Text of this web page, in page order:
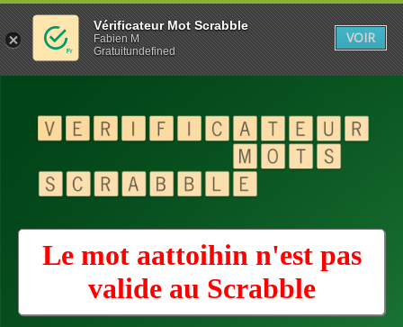
Le mot aattoihin n'est pas
valide au Scrabble
Vérificateur Mot Scrabble
Fabien M
Gratuitundefined
VOIR